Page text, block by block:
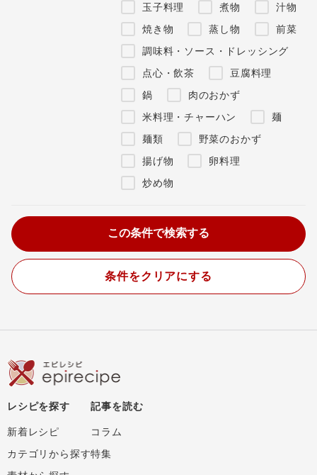
玉子料理
煮物
汁物
焼き物
蒸し物
前菜
調味料・ソース・ドレッシング
点心・飲茶
豆腐料理
鍋
肉のおかず
米料理・チャーハン
麺
麺類
野菜のおかず
揚げ物
卵料理
炒め物
条件をクリアにする
レシピを探す
新着レシピ
カテゴリから探す
記事を読む
コラム
特集